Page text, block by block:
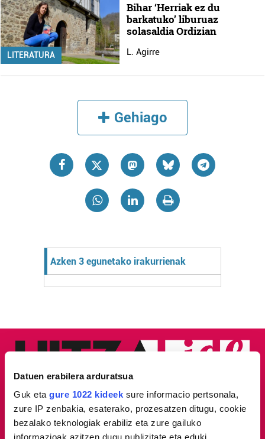
Datuen erabilera arduratsua
Guk eta gure 1022 kideek sure informacio pertsonala,
zure IP zenbakia, esaterako, prozesatzen ditugu, cookie
bezalako teknologiak erabiliz eta zure gailuko
informazioak azitzen dugu publizitate eta eduki
LITERATURA
Bihar ‘Herriak ez du
barkatuko’ liburuaz
solasaldia Ordizian
L. Agirre
Gehiago
Azken 3 egunetako irakurrienak